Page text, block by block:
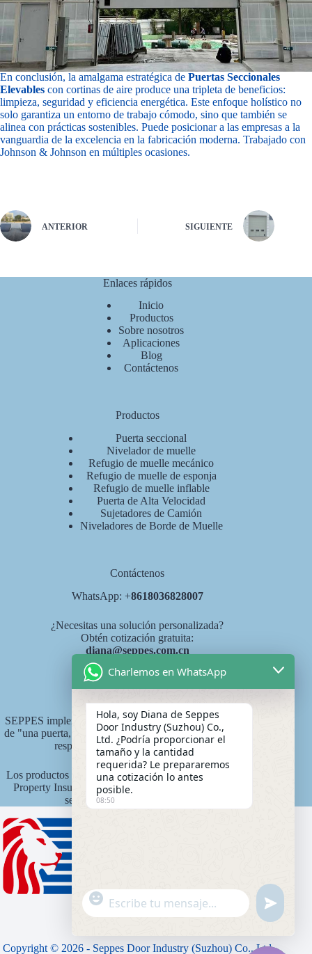
En conclusión, la amalgama estratégica de Puertas Seccionales
Elevables con cortinas de aire produce una tripleta de beneficios:
limpieza, seguridad y eficiencia energética. Este enfoque holístico no
solo garantiza un entorno de trabajo cómodo, sino que también se
alinea con prácticas sostenibles. Puede posicionar a las empresas a la
vanguardia de la excelencia en la fabricación moderna. Trabajado con
Johnson & Johnson en múltiples ocasiones.
ANTERIOR SIGUIENTE
Enlaces rápidos
Inicio
Productos
Sobre nosotros
Aplicaciones
Blog
Contáctenos
Productos
Puerta seccional
Nivelador de muelle
Refugio de muelle mecánico
Refugio de muelle de esponja
Refugio de muelle inflable
Puerta de Alta Velocidad
Sujetadores de Camión
Niveladores de Borde de Muelle
Contáctenos
WhatsApp: +8618036828007
¿Necesitas una solución personalizada?
Obtén cotización gratuita:
diana@seppes.com.cn
SEPPES implementa el nuevo estándar de servicio industrial
de "una puerta, un patio, servicio de por vida", un sistema de
responsabilidad vitalicia del producto.
Los productos SEPPES están asegurados por Ping An State
Property Insurance Company de China con un monto de
seguro de 15 millones de yuanes.
Copyright © 2026 - Seppes Door Industry (Suzhou) Co., Ltd
Charlemos en WhatsApp
Hola, soy Diana de Seppes
Door Industry (Suzhou) Co.,
Ltd. ¿Podría proporcionar el
tamaño y la cantidad
requerida? Le prepararemos
una cotización lo antes
posible.
08:50
"
+
h
Mensaje de WhatsApp
u
n
e